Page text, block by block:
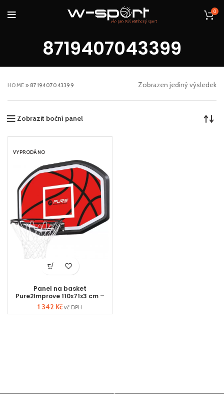
0
8719407043399
HOME »8719407043399 Zobrazen jediný výsledek
Zobrazit boční panel
VYPRODÁNO
Panel na basket
Pure2Improve 110x71x3 cm –
Outdoor
1 342 Kč vč DPH